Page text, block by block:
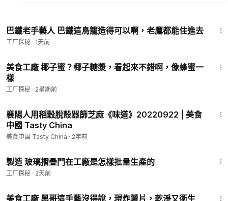
巴鐵老手藝人 巴鐵這鳥籠造得可以啊，老鷹都能住進去
工厂探秘 · 1天前
美食工廠 椰子蜜？椰子糖漿，看起來不錯啊，像蜂蜜一
樣
工厂探秘 · 2星期前
襄陽人用稻穀脫殼器篩芝麻《味道》20220922 | 美食
中國 Tasty China
美食中国 Tasty China · 2年前
製造 玻璃摺疊門在工廠是怎樣批量生產的
工厂探秘 · 2天前
美食工廠 黑哥這手藝沒得說，現炸薯片，乾淨又衛生